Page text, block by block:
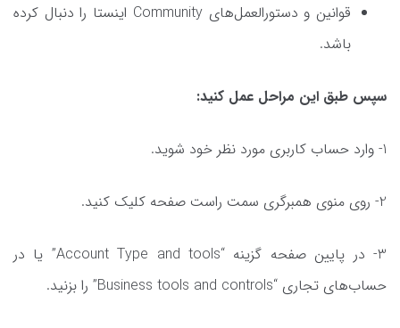
قوانین و دستورالعمل‌های Community اینستا را دنبال کرده
باشد.
سپس طبق این مراحل عمل کنید:
1- وارد حساب کاربری مورد نظر خود شوید.
2- روی منوی همبرگری سمت راست صفحه کلیک کنید.
3- در پایین صفحه گزینه “Account Type and tools” یا در
حساب‌های تجاری “Business tools and controls” را بزنید.